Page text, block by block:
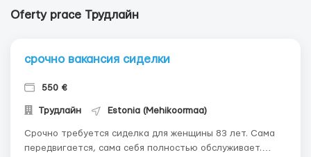
Oferty prace Трудлайн
срочно вакансия сиделки
550 €
Трудлайн Estonia (Mehikoormaa)
Срочно требуется сиделка для женщины 83 лет. Сама
передвигается, сама себя полностью обслуживает.